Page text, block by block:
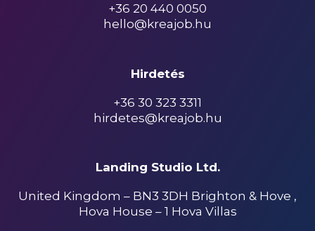
+36 20 440 0050
hello@kreajob.hu
Hirdetés
+36 30 323 3311
hirdetes@kreajob.hu
Landing Studio Ltd.
United Kingdom – BN3 3DH Brighton & Hove ,
Hova House – 1 Hova Villas